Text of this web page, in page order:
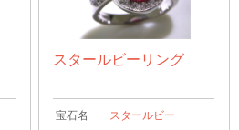
スタールビーリング
宝石名 スタールビー